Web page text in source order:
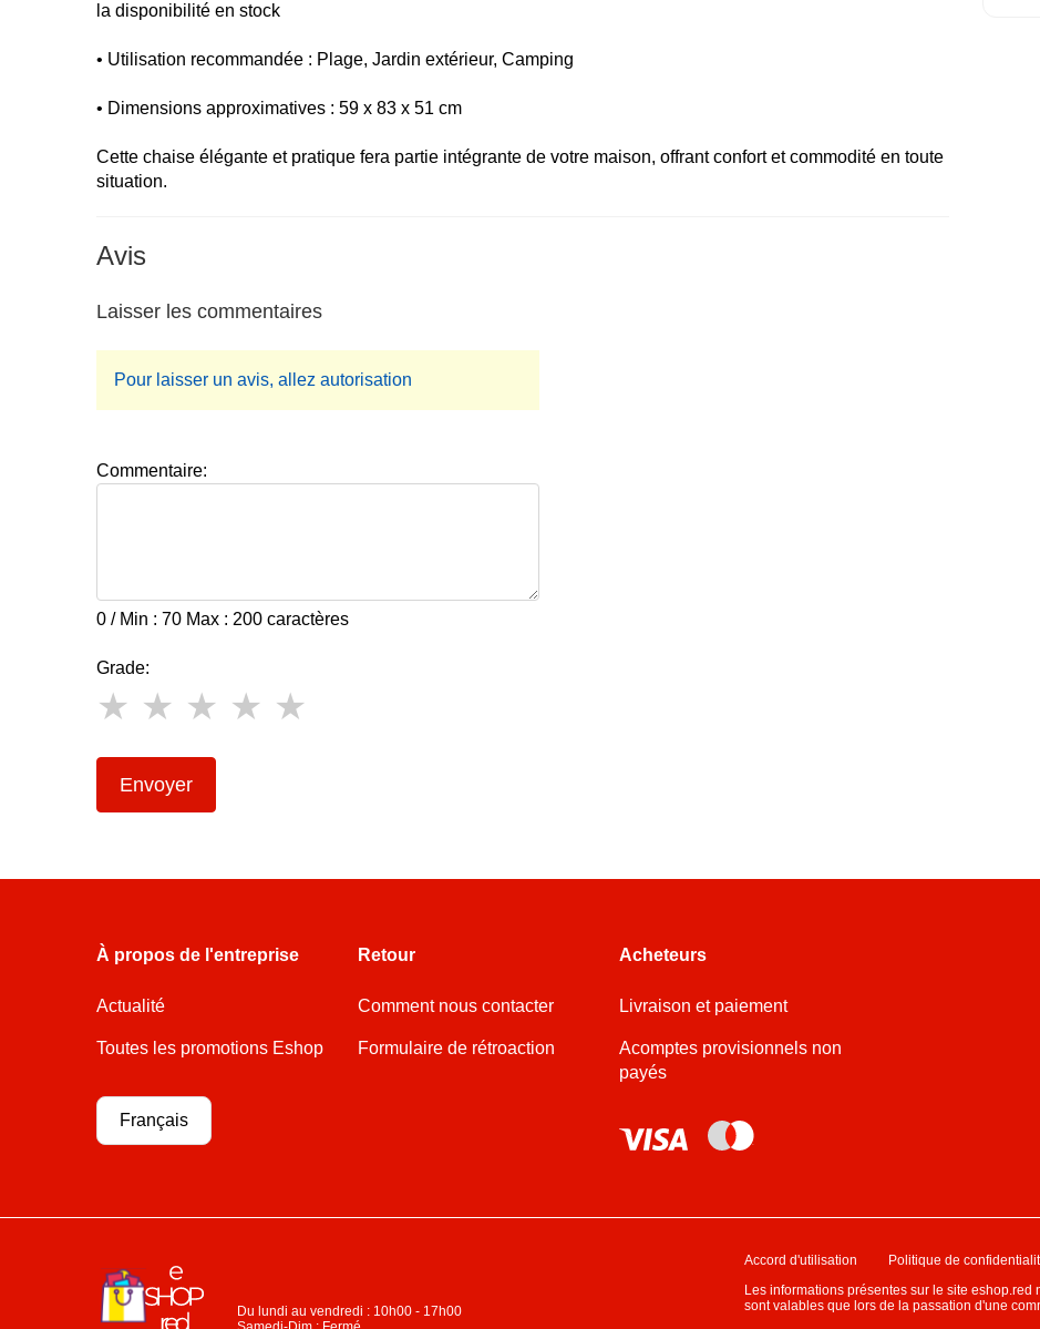
la disponibilité en stock
• Utilisation recommandée : Plage, Jardin extérieur, Camping
• Dimensions approximatives : 59 x 83 x 51 cm
Cette chaise élégante et pratique fera partie intégrante de votre maison, offrant confort et commodité en toute
situation.
Avis
Laisser les commentaires
Pour laisser un avis, allez autorisation
Commentaire:
0 / Min : 70 Max : 200 caractères
Grade:
Envoyer
À propos de l'entreprise
Actualité
Toutes les promotions Eshop
Français
Retour
Comment nous contacter
Formulaire de rétroaction
Acheteurs
Livraison et paiement
Acomptes provisionnels non
payés
Du lundi au vendredi : 10h00 - 17h00
Accord d'utilisation
Politique de
Les informations présentes sur le site
sont valables que lors de la passation d'une